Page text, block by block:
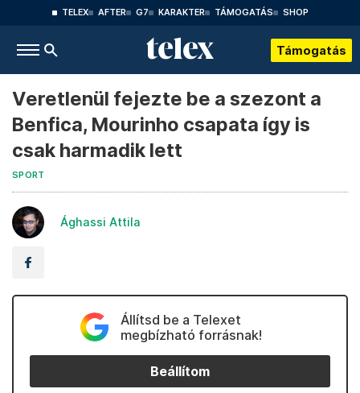
TELEX AFTER G7 KARAKTER TÁMOGATÁS SHOP
Támogatás
Veretlenül fejezte be a szezont a
Benfica, Mourinho csapata így is
csak harmadik lett
SPORT
Ághassi Attila
Állítsd be a Telexet
megbízható forrásnak!
Beállítom